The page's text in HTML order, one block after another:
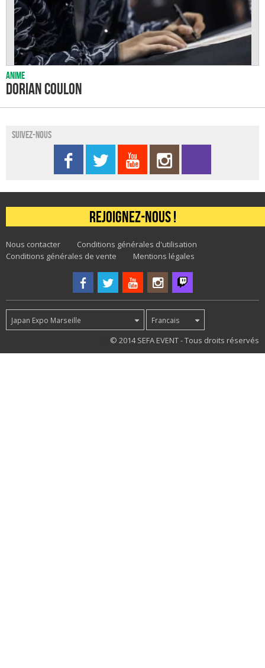
Anime
Dorian Coulon
Suivez-nous
Rejoignez-nous !
Nous contacter
Conditions générales d'utilisation
Conditions générales de vente
Mentions légales
Japan Expo Marseille Francais
© 2014 SEFA EVENT - Tous droits réservés